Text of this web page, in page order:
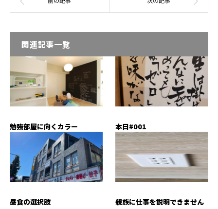
関連記事一覧
勉強部屋に向くカラー 本日#001
昼食の選択肢 親族に仕事を説明できません